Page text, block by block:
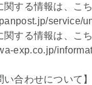
関する情報は、こ
service/
関する情報は、こ
exp.co.jp/
い合わせについて】